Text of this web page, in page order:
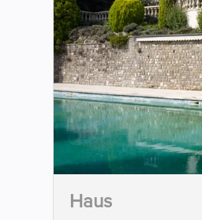
Haus